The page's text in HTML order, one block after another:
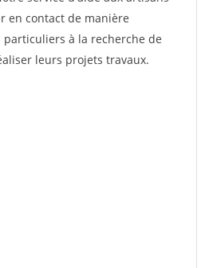
en contact de manière
particuliers à la recherche de
leurs projets travaux.